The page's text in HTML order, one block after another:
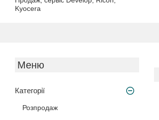
Kyocera
Категорії
Розпродаж